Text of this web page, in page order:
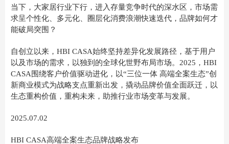
当下，大家居行业下行，进入存量竞争时代的深水区，市场需
求呈个性化、多元化、圈层化消费浪潮快速迭代，品牌如何才
能破局突围？
自创立以来，HBI CASA始终坚持差异化发展路径，基于用户
以及市场的需求，以独到的全球化世野布局市场。2025，HBI
CASA围绕客户价值驱动进化，以“三位一体 高端全案生态”创
新商业模式为战略支点重新出发，撬动品牌价值全面跃迁，以
生态重构价值，重构未来，助推行业市场变革与发展。
2025.07.02
HBI CASA高端全案生态品牌战略发布